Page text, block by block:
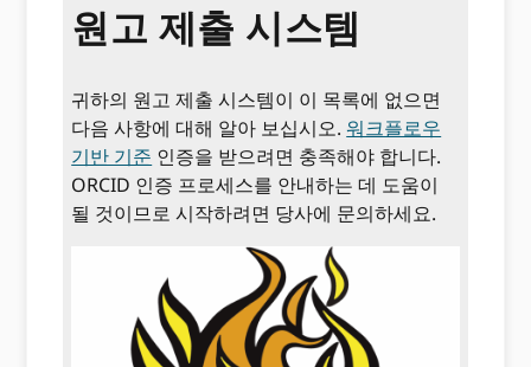
원고 제출 시스템
귀하의 원고 제출 시스템이 이 목록에 없으면
다음 사항에 대해 알아 보십시오.워크플로우
기반 기준 인증을 받으려면 충족해야 합니다.
ORCID 인증 프로세스를 안내하는 데 도움이
될 것이므로 시작하려면 당사에 문의하세요.